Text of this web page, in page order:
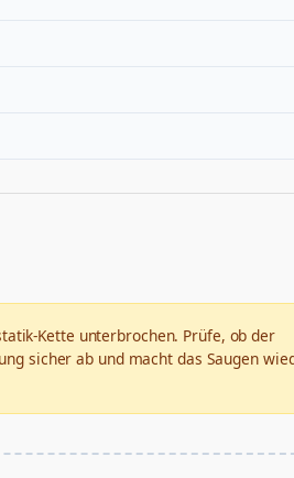
Kette unterbrochen. Prüfe, ob der
sicher ab und macht das Saugen